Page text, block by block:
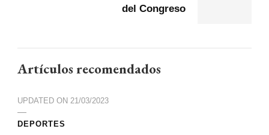
del Congreso
Artículos recomendados
UPDATED ON 21/03/2023
DEPORTES